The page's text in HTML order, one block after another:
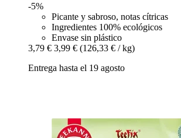
-5%
Picante y sabroso, notas cítricas
Ingredientes 100% ecológicos
Envase sin plástico
3,79 € 3,99 € (126,33 € / kg)
Entrega hasta el 19 agosto